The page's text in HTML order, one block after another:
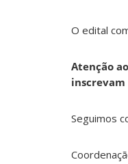
O edital
Atenção
inscrevam
Seguimos